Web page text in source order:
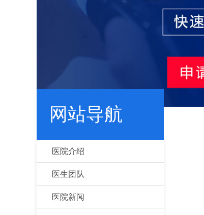
网站导航
医院介绍
医生团队
医院新闻